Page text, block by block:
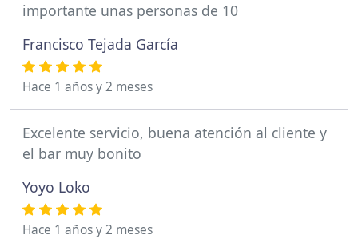
importante unas personas de 10
Francisco Tejada García
Hace 1 años y 2 meses
Excelente servicio, buena atención al cliente y
el bar muy bonito
Yoyo Loko
Hace 1 años y 2 meses